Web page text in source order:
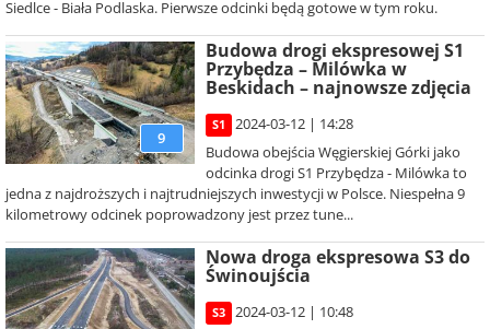
Siedlce - Biała Podlaska. Pierwsze odcinki będą gotowe w tym roku.
9
Budowa drogi ekspresowej S1
Przybędza – Milówka w
Beskidach – najnowsze zdjęcia
S1
2024-03-12 | 14:28
Budowa obejścia Węgierskiej Górki jako
odcinka drogi S1 Przybędza - Milówka to
jedna z najdroższych i najtrudniejszych inwestycji w Polsce. Niespełna 9
kilometrowy odcinek poprowadzony jest przez tune...
Nowa droga ekspresowa S3 do
Świnoujścia
S3
2024-03-12 | 10:48